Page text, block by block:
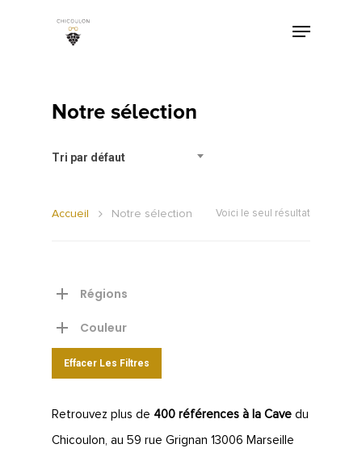
Notre sélection
Tri par défaut
Voici le seul résultat
Accueil Notre sélection
Régions
Couleur
Effacer Les Filtres
Retrouvez plus de 400 références à la Cave du
Chicoulon, au 59 rue Grignan 13006 Marseille